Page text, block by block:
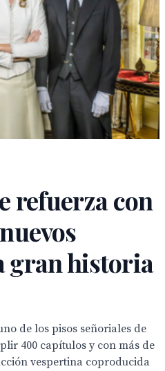
refuerza con
gran historia
de los pisos señoriales de
400 capítulos y con más de
vespertina coproducida